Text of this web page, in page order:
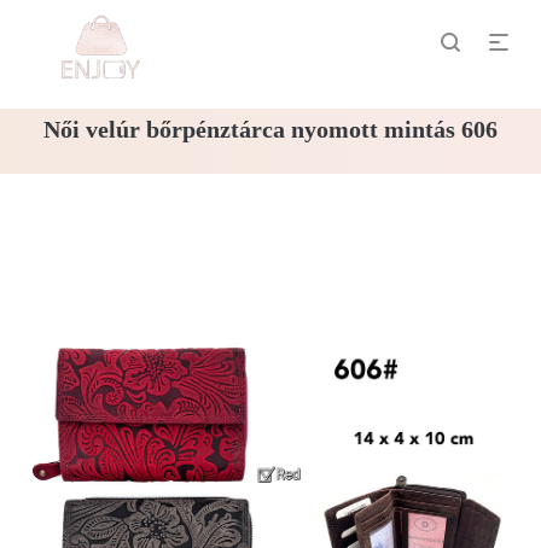
Női velúr bőrpénztárca nyomott mintás 606